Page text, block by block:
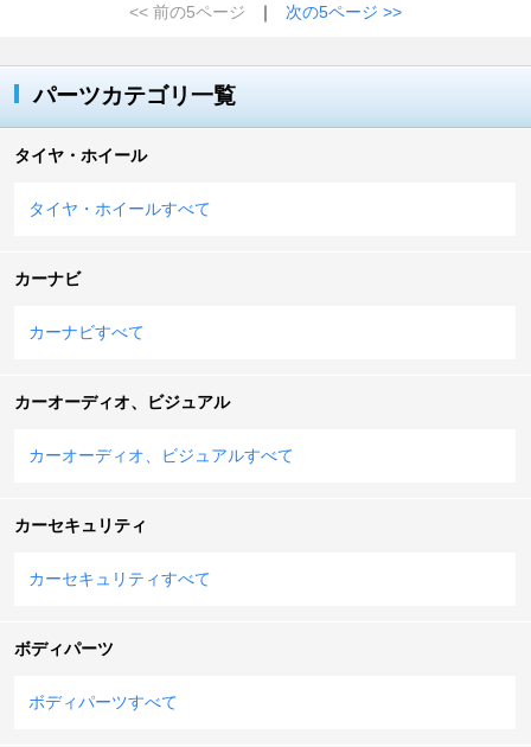
<< 前の5ページ
｜ 次の5ページ >>
パーツカテゴリ一覧
タイヤ・ホイール
タイヤ・ホイールすべて
カーナビ
カーナビすべて
カーオーディオ、ビジュアル
カーオーディオ、ビジュアルすべて
カーセキュリティ
カーセキュリティすべて
ボディパーツ
ボディパーツすべて